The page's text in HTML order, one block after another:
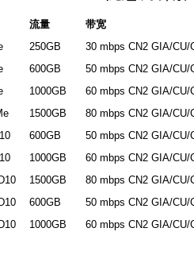
流量
带宽
250GB
30 mbps CN2 GIA/CU/
600GB
50 mbps CN2 GIA/CU/
1000GB
60 mbps CN2 GIA/CU/
1500GB
80 mbps CN2 GIA/CU/
600GB
50 mbps CN2 GIA/CU/
1000GB
60 mbps CN2 GIA/CU/
1500GB
80 mbps CN2 GIA/CU/
600GB
50 mbps CN2 GIA/CU/
1000GB 60 mbps CN2 GIA/CU/